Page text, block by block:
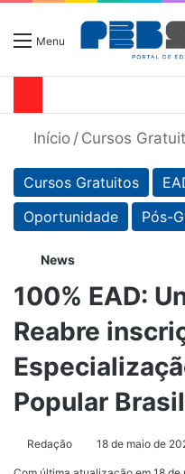
Menu
Início / Cursos
Cursos Gratuitos
Oportunidade
Pós-
News
100% EAD:
Reabre
Popular
Redação 18 de maio de